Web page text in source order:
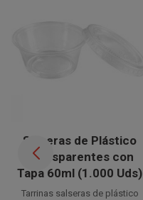
Salseras de Plástico
Transparentes con
Tapa 60ml (1.000 Uds)
Tarrinas salseras de plástico